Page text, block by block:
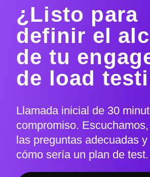
¿Listo para
definir el
de tu
de load
Llamada inicial de 30
compromiso.
las preguntas adecuadas
cómo sería un plan de test.